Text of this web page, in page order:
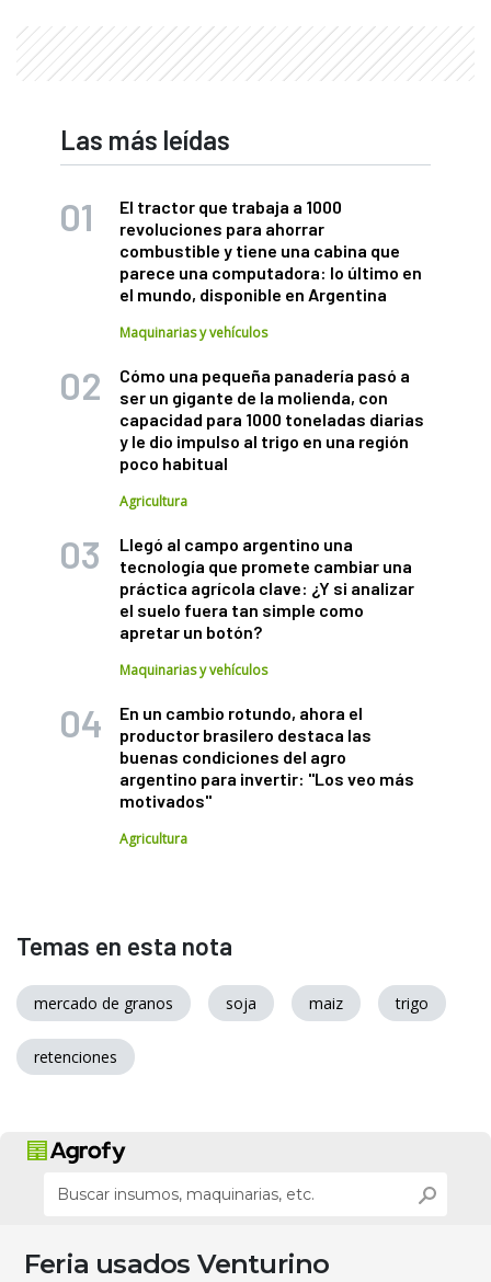
Las más leídas
El tractor que trabaja a 1000
revoluciones para ahorrar
combustible y tiene una cabina que
parece una computadora: lo último en
el mundo, disponible en Argentina
Maquinarias y vehículos
Cómo una pequeña panadería pasó a
ser un gigante de la molienda, con
capacidad para 1000 toneladas diarias
y le dio impulso al trigo en una región
poco habitual
Agricultura
Llegó al campo argentino una
tecnología que promete cambiar una
práctica agrícola clave: ¿Y si analizar
el suelo fuera tan simple como
apretar un botón?
Maquinarias y vehículos
En un cambio rotundo, ahora el
productor brasilero destaca las
buenas condiciones del agro
argentino para invertir: "Los veo más
motivados"
Agricultura
Temas en esta nota
mercado de granos soja maiz trigo
retenciones
Feria usados Venturino